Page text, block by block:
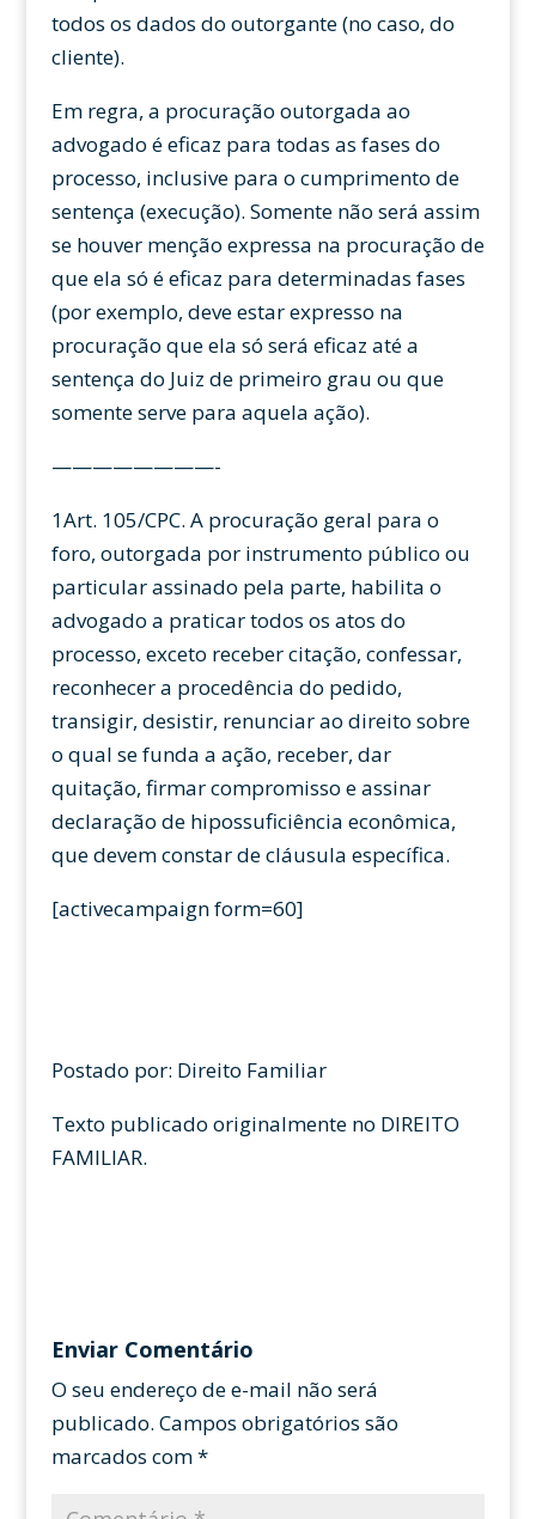
todos os dados do outorgante (no caso, do
cliente).
Em regra, a procuração outorgada ao
advogado é eficaz para todas as fases do
processo, inclusive para o cumprimento de
sentença (execução). Somente não será assim
se houver menção expressa na procuração de
que ela só é eficaz para determinadas fases
(por exemplo, deve estar expresso na
procuração que ela só será eficaz até a
sentença do Juiz de primeiro grau ou que
somente serve para aquela ação).
————————-
1Art. 105/CPC. A procuração geral para o
foro, outorgada por instrumento público ou
particular assinado pela parte, habilita o
advogado a praticar todos os atos do
processo, exceto receber citação, confessar,
reconhecer a procedência do pedido,
transigir, desistir, renunciar ao direito sobre
o qual se funda a ação, receber, dar
quitação, firmar compromisso e assinar
declaração de hipossuficiência econômica,
que devem constar de cláusula específica.
[activecampaign form=60]
Postado por: Direito Familiar
Texto publicado originalmente no DIREITO
FAMILIAR.
Enviar Comentário
O seu endereço de e-mail não será
publicado. Campos obrigatórios são
marcados com*